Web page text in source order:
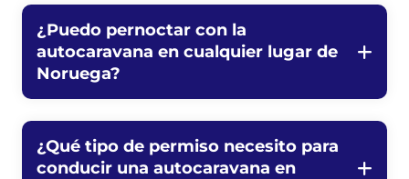
¿Puedo pernoctar con la
autocaravana en cualquier lugar de
Noruega?
¿Qué tipo de permiso necesito para
conducir una autocaravana en